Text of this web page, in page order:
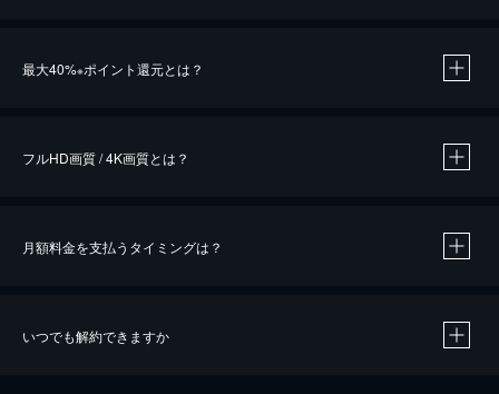
最大40%※ポイント還元とは？
※40％ポイント還元の対象は、クレジットカード決済による作品の購入 / レンタルです。
フルHD画質 / 4K画質とは？
月額料金を支払うタイミングは？
いつでも解約できますか